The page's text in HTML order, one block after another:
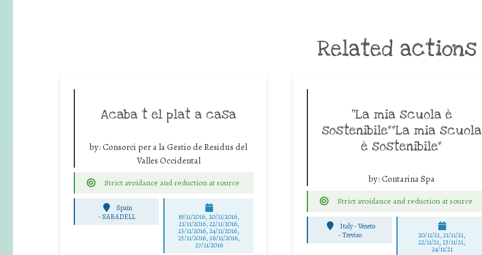
Related actions
Acaba t el plat a casa
by: Consorci per a la Gestio de Residus del
Valles Occidental
Strict avoidance and reduction at source
Spain
- SABADELL 19/11/2016, 20/11/2016,
21/11/2016, 22/11/2016,
23/11/2016, 24/11/2016,
25/11/2016, 26/11/2016,
27/11/2016
“La mia scuola è
sostenibile””La mia scuola
è sostenibile”
by: Contarina Spa
Strict avoidance and reduction at source
Italy - Veneto
-Treviso 20/11/21, 21/11/21,
22/11/21, 23/11/21,
24/11/21